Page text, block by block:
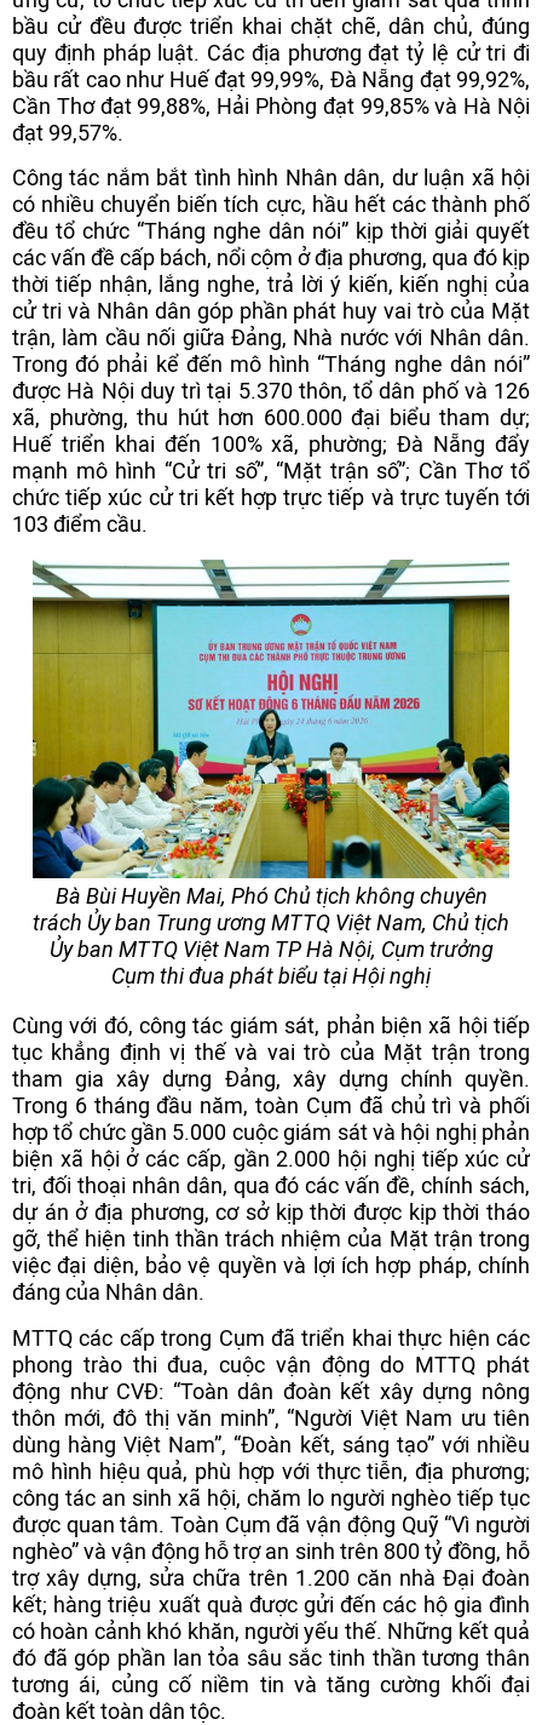
bầu cử đều được triển khai chặt chẽ, dân chủ, đúng
quy định pháp luật. Các địa phương đạt tỷ lệ cử tri đi
bầu rất cao như Huế đạt 99,99%, Đà Nẵng đạt 99,92%,
Cần Thơ đạt 99,88%, Hải Phòng đạt 99,85% và Hà Nội
đạt 99,57%.
Công tác nắm bắt tình hình Nhân dân, dư luận xã hội
có nhiều chuyển biến tích cực, hầu hết các thành phố
đều tổ chức “Tháng nghe dân nói” kịp thời giải quyết
các vấn đề cấp bách, nổi cộm ở địa phương, qua đó kịp
thời tiếp nhận, lắng nghe, trả lời ý kiến, kiến nghị của
cử tri và Nhân dân góp phần phát huy vai trò của Mặt
trận, làm cầu nối giữa Đảng, Nhà nước với Nhân dân.
Trong đó phải kể đến mô hình “Tháng nghe dân nói”
được Hà Nội duy trì tại 5.370 thôn, tổ dân phố và 126
xã, phường, thu hút hơn 600.000 đại biểu tham dự;
Huế triển khai đến 100% xã, phường; Đà Nẵng đẩy
mạnh mô hình “Cử tri số”, “Mặt trận số”; Cần Thơ tổ
chức tiếp xúc cử tri kết hợp trực tiếp và trực tuyến tới
103 điểm cầu.
Bà Bùi Huyền Mai, Phó Chủ tịch không chuyên
trách Ủy ban Trung ương MTTQ Việt Nam, Chủ tịch
Ủy ban MTTQ Việt Nam TP Hà Nội, Cụm trưởng
Cụm thi đua phát biểu tại Hội nghị
Cùng với đó, công tác giám sát, phản biện xã hội tiếp
tục khẳng định vị thế và vai trò của Mặt trận trong
tham gia xây dựng Đảng, xây dựng chính quyền.
Trong 6 tháng đầu năm, toàn Cụm đã chủ trì và phối
hợp tổ chức gần 5.000 cuộc giám sát và hội nghị phản
biện xã hội ở các cấp, gần 2.000 hội nghị tiếp xúc cử
tri, đối thoại nhân dân, qua đó các vấn đề, chính sách,
dự án ở địa phương, cơ sở kịp thời được kịp thời tháo
gỡ, thể hiện tinh thần trách nhiệm của Mặt trận trong
việc đại diện, bảo vệ quyền và lợi ích hợp pháp, chính
đáng của Nhân dân.
MTTQ các cấp trong Cụm đã triển khai thực hiện các
phong trào thi đua, cuộc vận động do MTTQ phát
động như CVĐ: “Toàn dân đoàn kết xây dựng nông
thôn mới, đô thị văn minh”, “Người Việt Nam ưu tiên
dùng hàng Việt Nam”, “Đoàn kết, sáng tạo” với nhiều
mô hình hiệu quả, phù hợp với thực tiễn, địa phương;
công tác an sinh xã hội, chăm lo người nghèo tiếp tục
được quan tâm. Toàn Cụm đã vận động Quỹ “Vì người
nghèo” và vận động hỗ trợ an sinh trên 800 tỷ đồng, hỗ
trợ xây dựng, sửa chữa trên 1.200 căn nhà Đại đoàn
kết; hàng triệu xuất quà được gửi đến các hộ gia đình
có hoàn cảnh khó khăn, người yếu thế. Những kết quả
đó đã góp phần lan tỏa sâu sắc tinh thần tương thân
tương ái, củng cố niềm tin và tăng cường khối đại
đoàn kết toàn dân tộc.